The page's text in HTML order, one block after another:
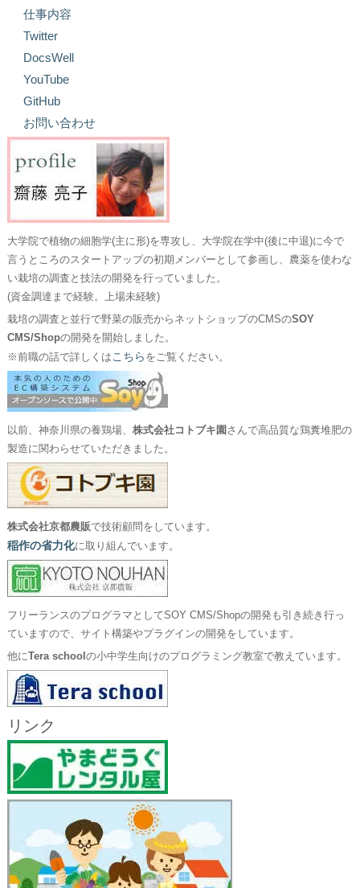
仕事内容
Twitter
DocsWell
YouTube
GitHub
お問い合わせ
大学院で植物の細胞学(主に形)を専攻し、大学院在学中(後に中退)に今で
言うところのスタートアップの初期メンバーとして参画し、農薬を使わな
い栽培の調査と技法の開発を行っていました。
(資金調達まで経験。上場未経験)
栽培の調査と並行で野菜の販売からネットショップのCMSのSOY
CMS/Shopの開発を開始しました。
※前職の話で詳しくは こちら をご覧ください。
以前、神奈川県の養鶏場、 株式会社コトブキ園 さんで高品質な鶏糞堆肥の
製造に関わらせていただきました。
株式会社京都農販で技術顧問をしています。
稲作の省力化に取り組んでいます。
フリーランスのプログラマとしてSOY CMS/Shopの開発も引き続き行っ
ていますので、サイト構築やプラグインの開発をしています。
他にTera school の小中学生向けのプログラミング教室で教えています。
リンク